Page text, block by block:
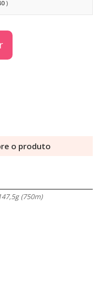
o produto
(750m)